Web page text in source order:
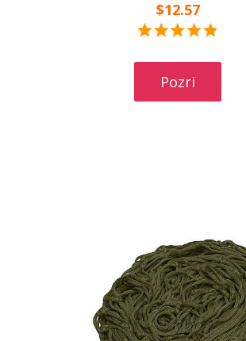
Pestrofarebná húpacia sieť
$12.57